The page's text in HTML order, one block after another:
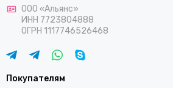
ООО «Альянс»
ИНН 7723804888
ОГРН 1117746526468
Покупателям